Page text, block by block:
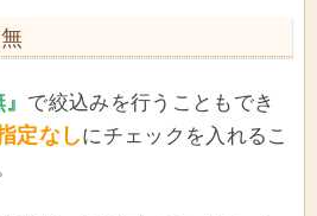
で絞込みを行うこともでき
定なしにチェックを入れるこ